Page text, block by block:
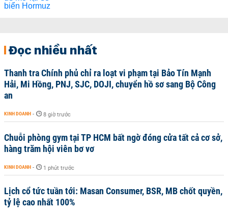
Đọc nhiều nhất
Thanh tra Chính phủ chỉ ra loạt vi phạm tại Bảo Tín Mạnh
Hải, Mi Hồng, PNJ, SJC, DOJI, chuyển hồ sơ sang Bộ Công
an
KINH DOANH - 8 giờ trước
Chuỗi phòng gym tại TP HCM bất ngờ đóng cửa tất cả cơ sở,
hàng trăm hội viên bơ vơ
KINH DOANH - 1 phút trước
Lịch cổ tức tuần tới: Masan Consumer, BSR, MB chốt quyền,
tỷ lệ cao nhất 100%